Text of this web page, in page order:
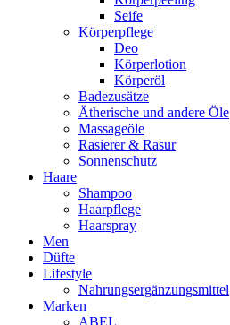
Seife
Körperpflege
Deo
Körperlotion
Körperöl
Badezusätze
Ätherische und andere Öle
Massageöle
Rasierer & Rasur
Sonnenschutz
Haare
Shampoo
Haarpflege
Haarspray
Men
Düfte
Lifestyle
Nahrungsergänzungsmittel
Marken
ABEL